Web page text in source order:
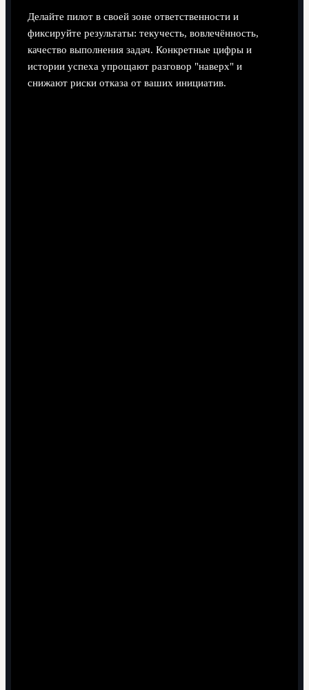
Делайте пилот в своей зоне ответственности и
фиксируйте результаты: текучесть, вовлечённость,
качество выполнения задач. Конкретные цифры и
истории успеха упрощают разговор "наверх" и
снижают риски отказа от ваших инициатив.